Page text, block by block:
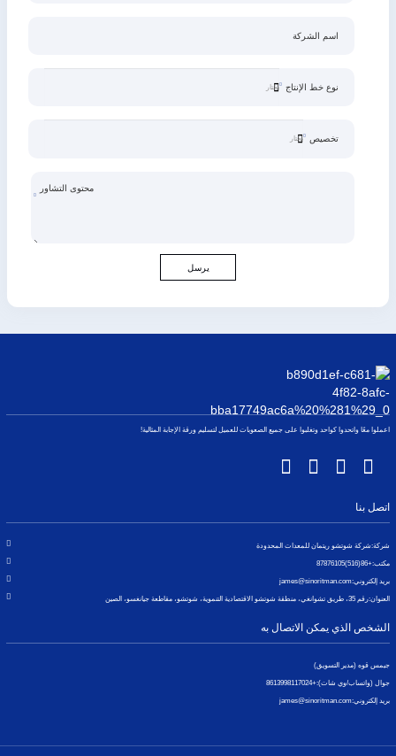
اسم الشركة
نوع خط الإنتاج
تخصيص
محتوى التشاور
يرسل
اعملوا معًا واتحدوا كواحد وتغلبوا على جميع الصعوبات للعميل لتسليم ورقة الإجابة المثالية!
اتصل بنا
شركة:شركة شوتشو ريتمان للمعدات المحدودة
مكتب:+86(516)87876105
بريد إلكتروني:james@sinoritman.com
العنوان:رقم 35، طريق تشوانغي، منطقة شوتشو الاقتصادية التنموية، شوتشو، مقاطعة جيانغسو، الصين
الشخص الذي يمكن الاتصال به
جيمس قوه (مدير التسويق)
جوال (واتساب/وي شات):+8613998117024
بريد إلكتروني:james@sinoritman.com